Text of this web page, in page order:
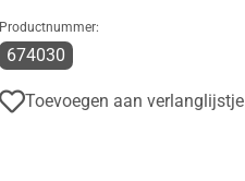
Productnummer:
674030
Toevoegen aan verlanglijstje